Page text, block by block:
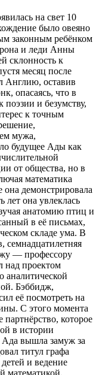
на свет 10
было овеяно
законным ребёнком
и леди Анны
склонность к
месяц после
Англию, оставив
опасаясь, что в
поэзии и безумству,
к точным
мужа,
будущее Ады как
от общества, но в
математика
демонстрировала
лет она увлеклась
анатомию птиц и
в её письмах,
складе ума. В
семнадцатилетняя
— профессору
над проектом
аналитической
Бэббидж,
её посмотреть на
С этого момента
партнёрство, которое
в истории
вышла замуж за
титул графа
и ведение
математикой,